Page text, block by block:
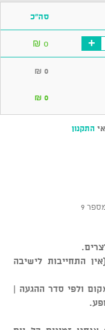
סה"כ
+
0
₪
0
₪
0
₪
התקנון
9
התחייבות לישיבה
ולפי סדר ההגעה |